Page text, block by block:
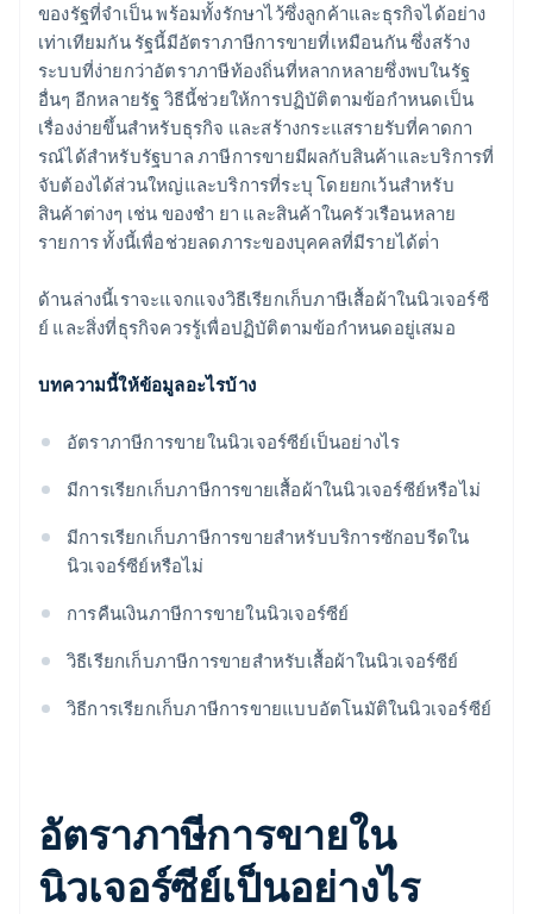
การเสียภาษีของผลิตภัณฑ์
การรายงานและการส่งเงิน
ของรัฐที่จําเป็น พร้อมทั้งรักษาไว้ซึ่งลูกค้าและธุรกิจได้อย่าง
เท่าเทียมกัน รัฐนี้มีอัตราภาษีการขายที่เหมือนกัน ซึ่งสร้าง
ระบบที่ง่ายกว่าอัตราภาษีท้องถิ่นที่หลากหลายซึ่งพบในรัฐ
อื่นๆ อีกหลายรัฐ วิธีนี้ช่วยให้การปฏิบัติตามข้อกําหนดเป็น
เรื่องง่ายขึ้นสําหรับธุรกิจ และสร้างกระแสรายรับที่คาดกา
รณ์ได้สําหรับรัฐบาล ภาษีการขายมีผลกับสินค้าและบริการที่
จับต้องได้ส่วนใหญ่และบริการที่ระบุ โดยยกเว้นสําหรับ
สินค้าต่างๆ เช่น ของชํา ยา และสินค้าในครัวเรือนหลาย
รายการ ทั้งนี้เพื่อช่วยลดภาระของบุคคลที่มีรายได้ต่ํา
ด้านล่างนี้เราจะแจกแจงวิธีเรียกเก็บภาษีเสื้อผ้าในนิวเจอร์ซี
ย์ และสิ่งที่ธุรกิจควรรู้เพื่อปฏิบัติตามข้อกําหนดอยู่เสมอ
บทความนี้ให้ข้อมูลอะไรบ้าง
อัตราภาษีการขายในนิวเจอร์ซีย์เป็นอย่างไร
มีการเรียกเก็บภาษีการขายเสื้อผ้าในนิวเจอร์ซีย์หรือไม่
มีการเรียกเก็บภาษีการขายสำหรับบริการซักอบรีดใน
นิวเจอร์ซีย์หรือไม่
การคืนเงินภาษีการขายในนิวเจอร์ซีย์
วิธีเรียกเก็บภาษีการขายสําหรับเสื้อผ้าในนิวเจอร์ซีย์
วิธีการเรียกเก็บภาษีการขายแบบอัตโนมัติในนิวเจอร์ซีย์
อัตราภาษีการขายใน
นิวเจอร์ซีย์เป็นอย่างไร